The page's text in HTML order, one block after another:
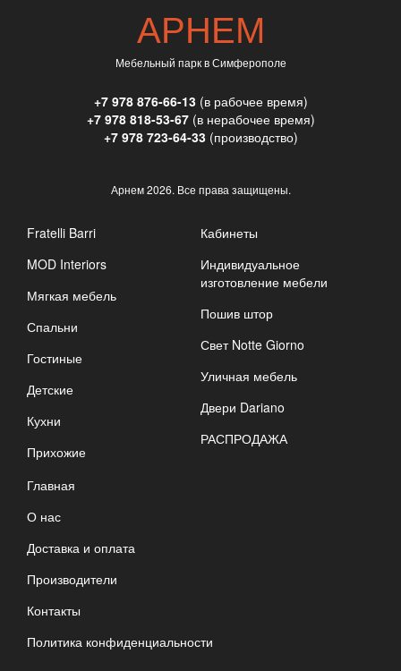
АРНЕМ
Мебельный парк в Симферополе
+7 978 876-66-13(в рабочее время)
+7 978 818-53-67(в нерабочее время)
+7 978 723-64-33(производство)
Арнем2026. Все права защищены.
Fratelli Barri
MOD Interiors
Мягкая мебель
Спальни
Гостиные
Детские
Кухни
Прихожие
Кабинеты
Индивидуальное
изготовление мебели
Пошив штор
Свет Notte Giorno
Уличная мебель
Двери Dariano
РАСПРОДАЖА
Главная
О нас
Доставка и оплата
Производители
Контакты
Политика конфиденциальности